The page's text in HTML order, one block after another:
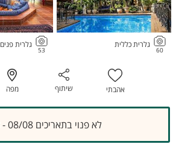
60
גלרית כללית
53
גלרית פנים
אהבתי שיתוף מפה
לא פנוי בתאריכים 08/08 - 09/08